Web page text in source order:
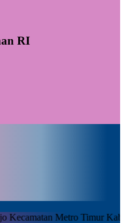
RI
Metro Timur Kabupaten